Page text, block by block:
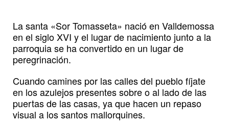
La santa «Sor Tomasseta» nació en Valldemossa
en el siglo XVI y el lugar de nacimiento junto a la
parroquia se ha convertido en un lugar de
peregrinación.
Cuando camines por las calles del pueblo fíjate
en los azulejos presentes sobre o al lado de las
puertas de las casas, ya que hacen un repaso
visual a los santos mallorquines.